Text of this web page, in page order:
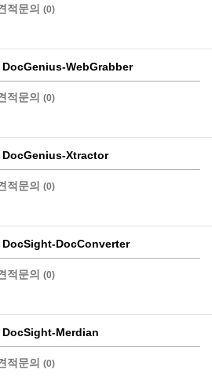
적문의 (0)
DocGenius-WebGrabber
적문의 (0)
DocGenius-Xtractor
적문의 (0)
DocSight-DocConverter
적문의 (0)
DocSight-Merdian
적문의 (0)